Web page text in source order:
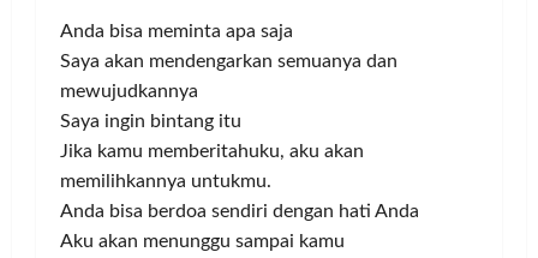
Anda bisa meminta apa saja
Saya akan mendengarkan semuanya dan
mewujudkannya
Saya ingin bintang itu
Jika kamu memberitahuku, aku akan
memilihkannya untukmu.
Anda bisa berdoa sendiri dengan hati Anda
Aku akan menunggu sampai kamu